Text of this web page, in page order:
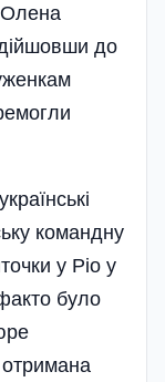
до
командну
у Ріо у
було
отримана